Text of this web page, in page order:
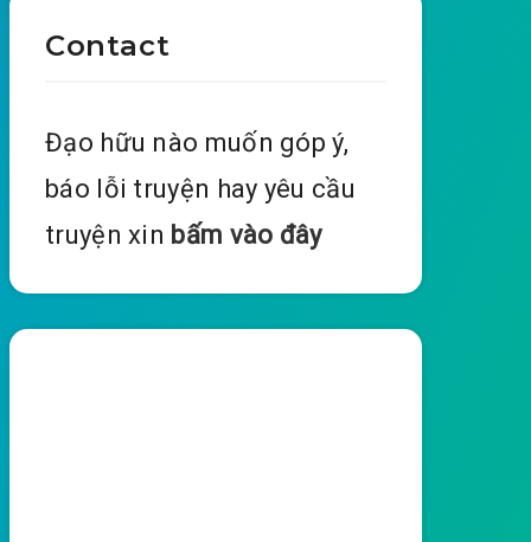
Contact
Đạo hữu nào muốn góp ý,
báo lỗi truyện hay yêu cầu
truyện xin bấm vào đây